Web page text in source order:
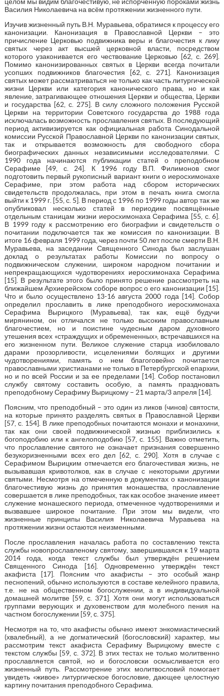
Василия Николаевича на всём протяжении жизненного пути.
Изучив жизненный путь В.Н. Муравьева, обратимся к процессу его
канонизации. Канонизация в Православной Церкви – это
причисление Церковью подвижника веры и благочестия к лику
святых через акт высшей церковной власти, посредством
которого узаконивается его чествование Церковью [62, с. 269].
Помимо канонизированных святых в Церкви всегда почитали
усопших подвижников благочестия [62, с. 271]. Канонизация
святых может рассматриваться не только как часть литургической
жизни Церкви или категория канонического права, но и как
явление, затрагивающее отношения Церкви и общества, Церкви
и государства [62, с. 275]. В силу сложного положения Русской
Церкви на территории Советского государства до 1988 года
исключалась возможность прославления святых. В последующий
период активизируется как официальная работа Синодальной
комиссии Русской Православной Церкви по канонизации святых,
так и открывается возможность для свободного сбора
биографических данных независимыми исследователями. С
1990 года начинаются публикации статей о преподобном
Серафиме [49, с. 24]. К 1996 году В.П. Филимонов смог
подготовить первый рукописный вариант книги о иеросхимонахе
Серафиме, при этом работа над сбором исторических
свидетельств продолжалась, при этом в печать книга смогла
выйти к 1999 г. [55, с. 5]. В период с 1996 по 1999 годы автор так же
опубликовал несколько статей в периодике посвящённые
отдельным станицам жизни иеросхимонаха Серафима [55, с. 6].
В 1999 году к рассмотрению его биографии и свидетельств о
почитании подключается так же комиссия по канонизации. В
итоге 16 февраля 1999 года, через почти 50 лет после смерти В.Н.
Муравьева, на заседании Священного Синода был заслушан
доклад о результатах работы Комиссии по вопросу о
подвижническом служении, широком народном почитании и
непрекращающихся чудотворениях иеросхимонаха Серафима
[15]. В результате этого было принято решение рассмотреть на
ближайшем Архиерейском соборе вопрос о его канонизации [15].
Что и было осуществлено 13-16 августа 2000 года [14]. Собор
определил прославить в лике преподобного иеросхимонаха
Серафима Вырицкого (Муравьева), так как, ещё будучи
мирянином, он отличался не только высоким православным
благочестием, но и поистине чудесным даром духовного
утешения всех «страждущих и обремененных», встречавшихся на
его жизненном пути. Великое служение старца изобиловало
дарами прозорливости, исцелениями болящих и другими
чудотворениями, память о нем благоговейно почитается
православными христианами не только в Петербургской епархии,
но и по всей России и за ее пределами [14]. Собор постановил
службу святому составить особую, а память праздновать
преподобному Серафиму Вырицкому – 21 марта/3 апреля [14].
Поясним, что преподобный – это один из ликов (чинов) святости,
на которые принято разделять святых в Православной Церкви
[57, с. 154]. В лике преподобных почитаются монахи и монахини,
так как они своей подвижнической жизнью приблизились к
богоподобию или к ангелоподобию [57, с. 155]. Важно отметить,
что прославление святого не означает признания совершенно
безукоризненными всех его дел [62, с. 290]. Хотя в случае с
Серафимом Вырицким отмечается его благочестивая жизнь, не
вызывавшая кривотолков, как в случае с некоторыми другими
святыми. Несмотря на отмеченную в документах о канонизации
благочестивую жизнь до принятия монашества, прославление
совершается в лике преподобных, так как особое значение имеет
служение монашеского периода, отмеченное чудотворениями и
вызвавшее широкое почитание. При этом мы видели, что
жизненные принципы Василия Николаевича Муравьева на
протяжении жизни остаются неизменными.
После прославления началась работа по составлению текста
службы новопрославленому святому, завершившаяся к 19 марта
2014 года, когда текст службы был утверждён решением
Священного Синода [16]. Одновременно утверждён текст
акафиста [17]. Поясним что акафисты – это особый жанр
песнопений, обычно используются в составе келейного правила,
т.е. не на общественном богослужении, а в индивидуальной
домашней молитве [59, с. 371]. Хотя они могут использоваться
группами верующих и духовенством для молебного пения на
частном богослужении [59, с. 375].
Несмотря на то, что акафисты обычно имеют энкомиастический
(хвалебный), а не догматический (богословский) характер, мы
рассмотрим текст акафиста Серафиму Вырицкому вместе с
текстом службы [59, с. 372]. В этих тестах не только молитвенно
прославляется святой, но и богословски осмысливается его
жизненный путь. Рассмотрение этих молитвословий помогает
увидеть «живое» литургическое богословие, дающее целостную
картину почитания преподобного Серафима.